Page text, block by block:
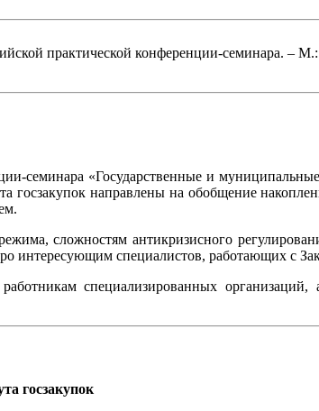
практической конференции-семинара. –
семинара «Государственные и
направлены на обобщение
сложностям антикризисного
интересующим специалистов, работающих с
специализированных
госзакупок